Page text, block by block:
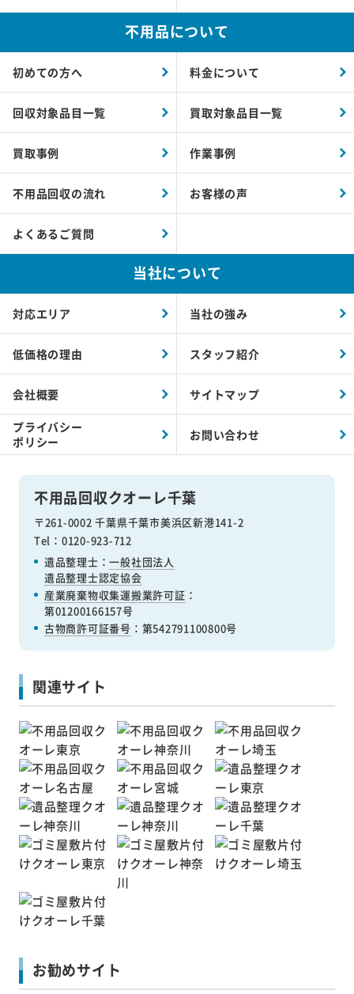
不用品回収クオーレ千葉
〒261-0002 千葉県千葉市美浜区新港141-2
Tel：0120-923-712
遺品整理士：一般社団法人
遺品整理士認定協会
産業廃棄物収集運搬業許可証 ：
第01200166157号
古物商許可証番号 ：第542791100800号
不用品について
初めての方へ 料金について
回収対象品目一覧 買取対象品目一覧
買取事例 作業事例
不用品回収の流れ お客様の声
よくあるご質問
当社について
対応エリア 当社の強み
低価格の理由 スタッフ紹介
会社概要 サイトマップ
プライバシー
ポリシー
お問い合わせ
関連サイト
お勧めサイト